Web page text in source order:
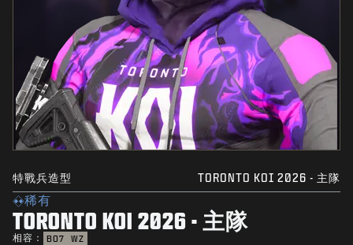
特戰兵造型 TORONTO KOI 2026 - 主隊
稀有
TORONTO KOI 2026 - 主隊
相容： BO7 WZ